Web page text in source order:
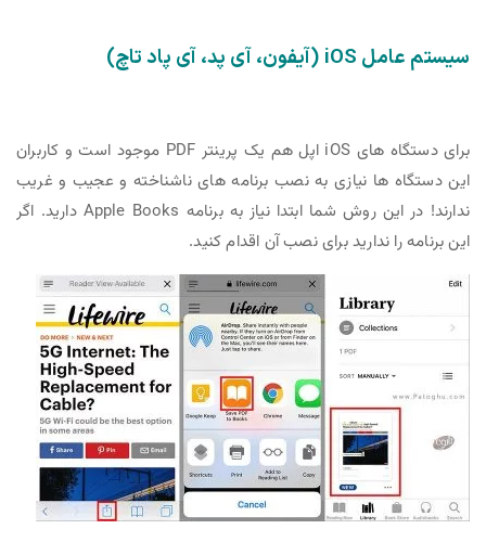
سیستم عامل iOS (آیفون، آی پد، آی پاد تاچ)
برای دستگاه های iOS اپل هم یک پرینتر PDF موجود است و کاربران
این دستگاه ها نیازی به نصب برنامه های ناشناخته و عجیب و غریب
ندارند‌! در این روش شما ابتدا نیاز به برنامه Apple Books دارید. اگر
این برنامه را ندارید برای نصب آن اقدام کنید.